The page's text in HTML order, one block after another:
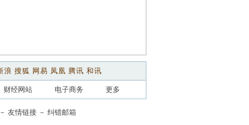
浪 搜狐 网易 凤凰 腾讯 和讯
财经网站 电子商务 更多
－ 友情链接 － 纠错邮箱